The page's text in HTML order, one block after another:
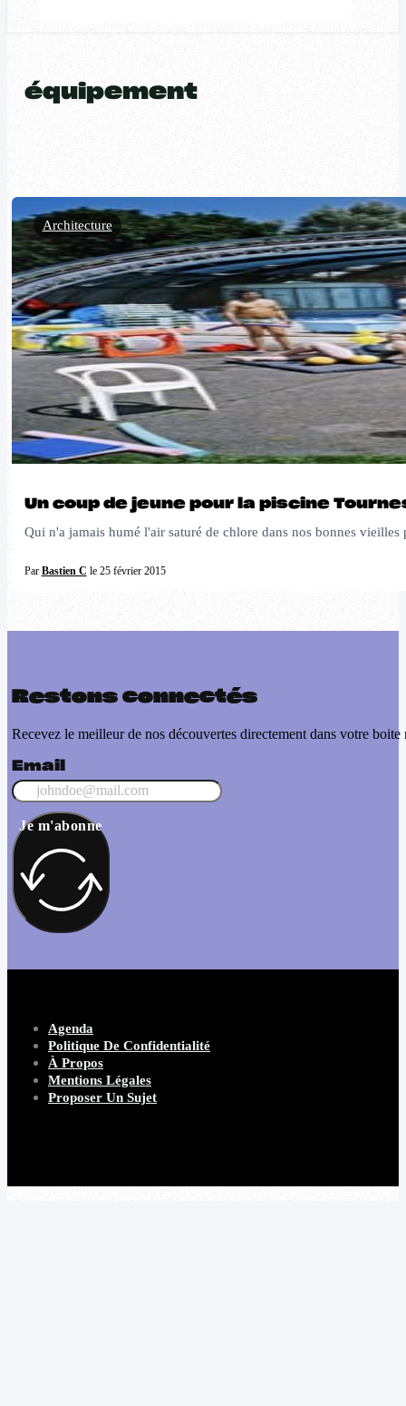
équipement
Un coup de jeune pour la piscine
Qui n'a jamais humé l'air saturé de chlore dans nos bonnes
Par Bastien C le 25 février 2015
Architecture
Restons connectés
Recevez le meilleur de nos découvertes directement dans votre boite
Email
Je m'abonne
Agenda
Politique De Confidentialité
À Propos
Mentions Légales
Proposer Un Sujet